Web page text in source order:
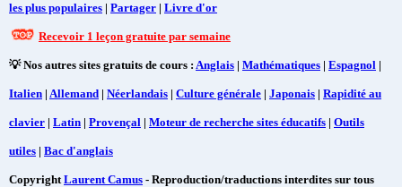
les plus populaires | Partager | Livre d'or
Recevoir 1 leçon gratuite par semaine
💡 Nos autres sites gratuits de cours : Anglais | Mathématiques | Espagnol |
Italien | Allemand | Néerlandais | Culture générale | Japonais | Rapidité au
clavier | Latin | Provençal | Moteur de recherche sites éducatifs | Outils
utiles | Bac d'anglais
CopyrightLaurent Camus - Reproduction/traductions interdites sur tous